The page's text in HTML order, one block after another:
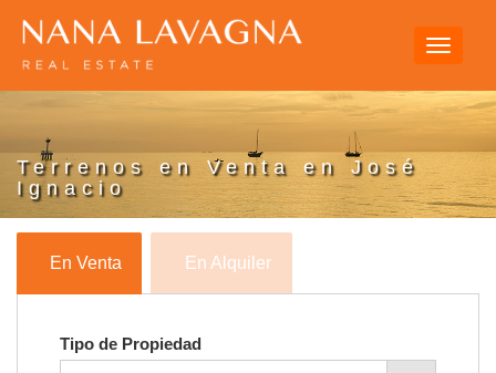
Toggle
Terrenos en Venta en José
Ignacio
En Venta En Alquiler
Tipo de Propiedad